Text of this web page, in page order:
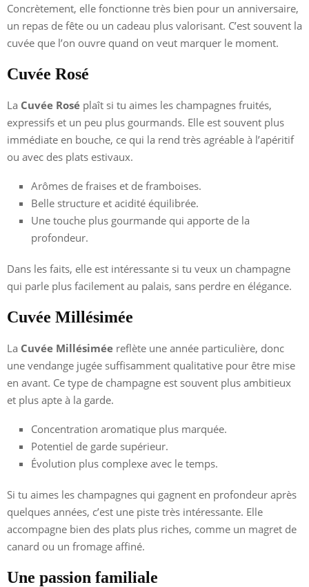
Concrètement, elle fonctionne très bien pour un anniversaire,
un repas de fête ou un cadeau plus valorisant. C’est souvent la
cuvée que l’on ouvre quand on veut marquer le moment.
Cuvée Rosé
La Cuvée Rosé plaît si tu aimes les champagnes fruités,
expressifs et un peu plus gourmands. Elle est souvent plus
immédiate en bouche, ce qui la rend très agréable à l’apéritif
ou avec des plats estivaux.
Arômes de fraises et de framboises.
Belle structure et acidité équilibrée.
Une touche plus gourmande qui apporte de la
profondeur.
Dans les faits, elle est intéressante si tu veux un champagne
qui parle plus facilement au palais, sans perdre en élégance.
Cuvée Millésimée
La Cuvée Millésimée reflète une année particulière, donc
une vendange jugée suffisamment qualitative pour être mise
en avant. Ce type de champagne est souvent plus ambitieux
et plus apte à la garde.
Concentration aromatique plus marquée.
Potentiel de garde supérieur.
Évolution plus complexe avec le temps.
Si tu aimes les champagnes qui gagnent en profondeur après
quelques années, c’est une piste très intéressante. Elle
accompagne bien des plats plus riches, comme un magret de
canard ou un fromage affiné.
Une passion familiale